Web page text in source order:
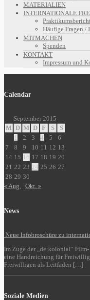
MATERIALIEN
INTERNATIONALE
Häufige Fragen /
MITMACHEN
Spenden
KONTAKT
Impressum und
Calendar
September 2015
M D M D F S
S
1
2 3 4 5
6
7
8 9 10 11 12 13
14 15 16 17 18 19 20
21 22 23 24 25 26 27
28 29 30
« Aug. Okt. »
News
Neue Infobroschüre zu
Im Zuge der „de:kolonial“
eine Handreichung für
Freiwilligen als Leitfaden […]
Soziale Medien